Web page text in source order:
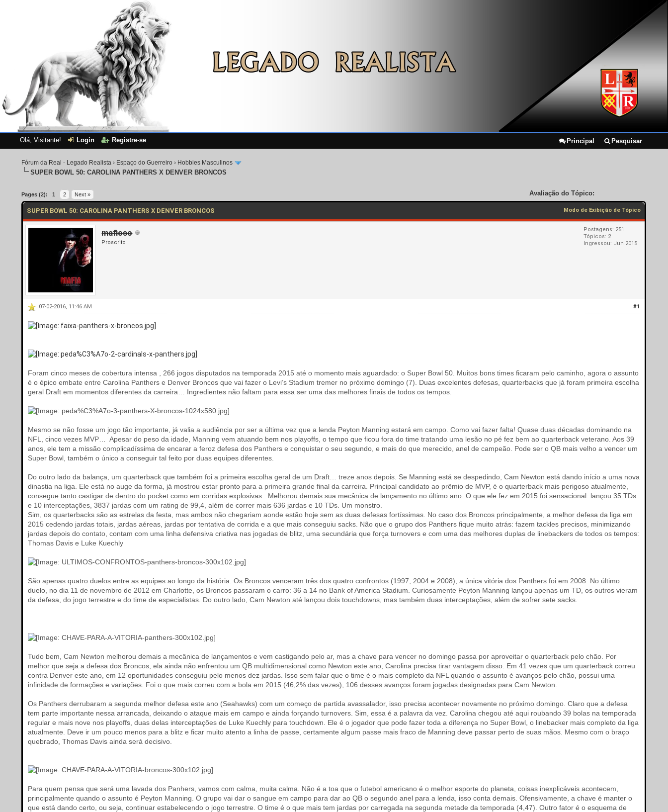
Principal Pesquisar
Olá, Visitante! Login Registre-se
Fórum da Real - Legado Realista › Espaço do Guerreiro › Hobbies Masculinos
SUPER BOWL 50: CAROLINA PANTHERS X DENVER BRONCOS
Pages (2): 1 2 Next » Avaliação do Tópico:
Modo de Exibição de Tópico
SUPER BOWL 50: CAROLINA PANTHERS X DENVER BRONCOS
mafioso
Proscrito
Postagens: 251
Tópicos: 2
Ingressou: Jun 2015
#1
07-02-2016, 11:46 AM
Foram cinco meses de cobertura intensa , 266 jogos disputados na temporada 2015 até o momento mais aguardado: o Super Bowl 50. Muitos bons times ficaram pelo caminho, agora o assunto
é o épico embate entre Carolina Panthers e Denver Broncos que vai fazer o Levi’s Stadium tremer no próximo domingo (7). Duas excelentes defesas, quarterbacks que já foram primeira escolha
geral Draft em momentos diferentes da carreira… Ingredientes não faltam para essa ser uma das melhores finais de todos os tempos.
Mesmo se não fosse um jogo tão importante, já valia a audiência por ser a última vez que a lenda Peyton Manning estará em campo. Como vai fazer falta! Quase duas décadas dominando na
NFL, cinco vezes MVP… Apesar do peso da idade, Manning vem atuando bem nos playoffs, o tempo que ficou fora do time tratando uma lesão no pé fez bem ao quarterback veterano. Aos 39
anos, ele tem a missão complicadíssima de encarar a feroz defesa dos Panthers e conquistar o seu segundo, e mais do que merecido, anel de campeão. Pode ser o QB mais velho a vencer um
Super Bowl, também o único a conseguir tal feito por duas equipes diferentes.
Do outro lado da balança, um quarterback que também foi a primeira escolha geral de um Draft… treze anos depois. Se Manning está se despedindo, Cam Newton está dando início a uma nova
dinastia na liga. Ele está no auge da forma, já mostrou estar pronto para a primeira grande final da carreira. Principal candidato ao prêmio de MVP, é o quarterback mais perigoso atualmente,
consegue tanto castigar de dentro do pocket como em corridas explosivas. Melhorou demais sua mecânica de lançamento no último ano. O que ele fez em 2015 foi sensacional: lançou 35 TDs
e 10 interceptações, 3837 jardas com um rating de 99,4, além de correr mais 636 jardas e 10 TDs. Um monstro.
Sim, os quarterbacks são as estrelas da festa, mas ambos não chegariam aonde estão hoje sem as duas defesas fortíssimas. No caso dos Broncos principalmente, a melhor defesa da liga em
2015 cedendo jardas totais, jardas aéreas, jardas por tentativa de corrida e a que mais conseguiu sacks. Não que o grupo dos Panthers fique muito atrás: fazem tackles precisos, minimizando
jardas depois do contato, contam com uma linha defensiva criativa nas jogadas de blitz, uma secundária que força turnovers e com uma das melhores duplas de linebackers de todos os tempos:
Thomas Davis e Luke Kuechly
São apenas quatro duelos entre as equipes ao longo da história. Os Broncos venceram três dos quatro confrontos (1997, 2004 e 2008), a única vitória dos Panthers foi em 2008. No último
duelo, no dia 11 de novembro de 2012 em Charlotte, os Broncos passaram o carro: 36 a 14 no Bank of America Stadium. Curiosamente Peyton Manning lançou apenas um TD, os outros vieram
da defesa, do jogo terrestre e do time de especialistas. Do outro lado, Cam Newton até lançou dois touchdowns, mas também duas interceptações, além de sofrer sete sacks.
Tudo bem, Cam Newton melhorou demais a mecânica de lançamentos e vem castigando pelo ar, mas a chave para vencer no domingo passa por aproveitar o quarterback pelo chão. Por
melhor que seja a defesa dos Broncos, ela ainda não enfrentou um QB multidimensional como Newton este ano, Carolina precisa tirar vantagem disso. Em 41 vezes que um quarterback correu
contra Denver este ano, em 12 oportunidades conseguiu pelo menos dez jardas. Isso sem falar que o time é o mais completo da NFL quando o assunto é avanços pelo chão, possui uma
infinidade de formações e variações. Foi o que mais correu com a bola em 2015 (46,2% das vezes), 106 desses avanços foram jogadas designadas para Cam Newton.
Os Panthers derrubaram a segunda melhor defesa este ano (Seahawks) com um começo de partida avassalador, isso precisa acontecer novamente no próximo domingo. Claro que a defesa
tem parte importante nessa arrancada, deixando o ataque mais em campo e ainda forçando turnovers. Sim, essa é a palavra da vez. Carolina chegou até aqui roubando 39 bolas na temporada
regular e mais nove nos playoffs, duas delas interceptações de Luke Kuechly para touchdown. Ele é o jogador que pode fazer toda a diferença no Super Bowl, o linebacker mais completo da liga
atualmente. Deve ir um pouco menos para a blitz e ficar muito atento a linha de passe, certamente algum passe mais fraco de Manning deve passar perto de suas mãos. Mesmo com o braço
quebrado, Thomas Davis ainda será decisivo.
Para quem pensa que será uma lavada dos Panhers, vamos com calma, muita calma. Não é a toa que o futebol americano é o melhor esporte do planeta, coisas inexplicáveis acontecem,
principalmente quando o assunto é Peyton Manning. O grupo vai dar o sangue em campo para dar ao QB o segundo anel para a lenda, isso conta demais. Ofensivamente, a chave é manter o
que está dando certo, ou seja, continuar estabelecendo o jogo terrestre. O time é o que mais tem jardas por carregada na segunda metade da temporada (4,47). Outro fator é o esquema de